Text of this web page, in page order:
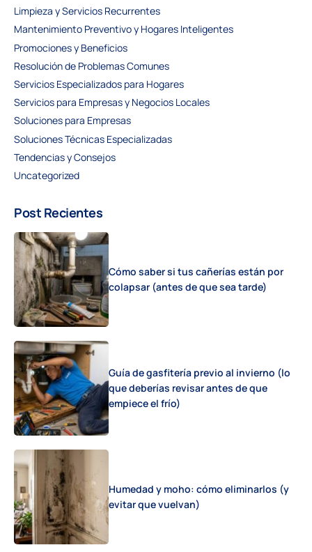
Limpieza y Servicios Recurrentes
Mantenimiento Preventivo y Hogares Inteligentes
Promociones y Beneficios
Resolución de Problemas Comunes
Servicios Especializados para Hogares
Servicios para Empresas y Negocios Locales
Soluciones para Empresas
Soluciones Técnicas Especializadas
Tendencias y Consejos
Uncategorized
Post Recientes
Cómo saber si tus cañerías están por
colapsar (antes de que sea tarde)
Guía de gasfitería previo al invierno (lo
que deberías revisar antes de que
empiece el frío)
Humedad y moho: cómo eliminarlos (y
evitar que vuelvan)